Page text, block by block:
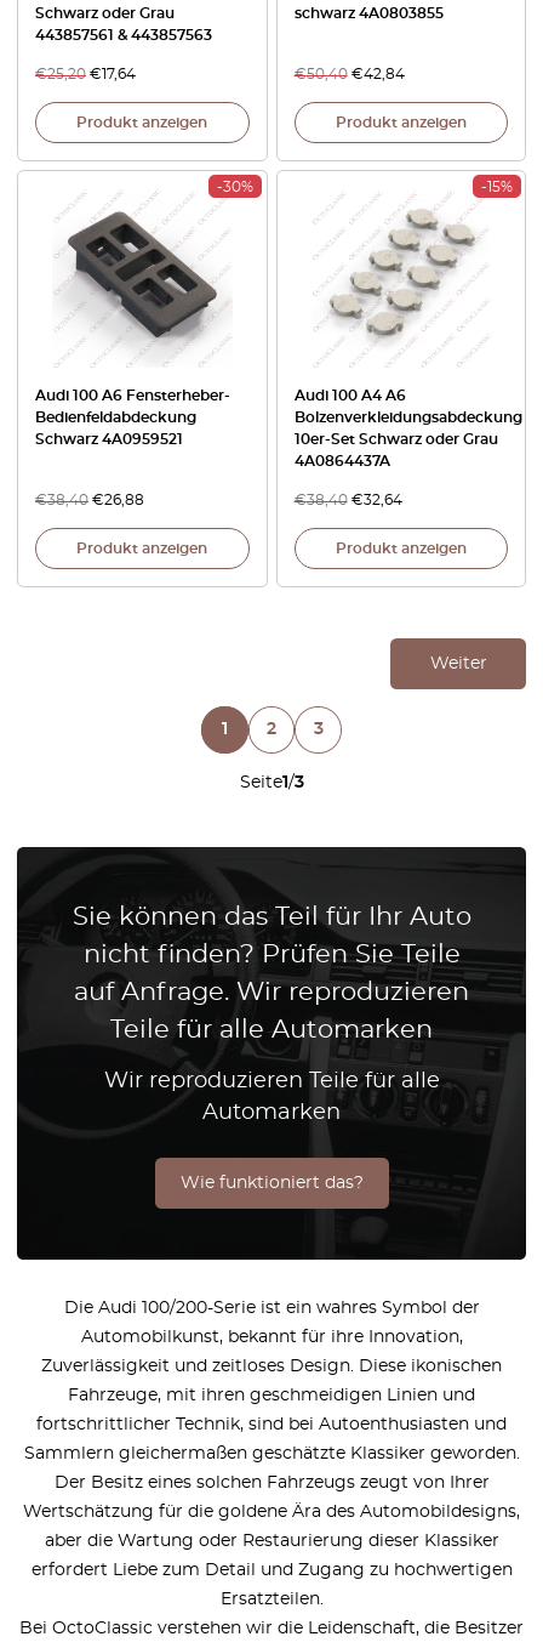
Schwarz oder Grau
443857561 & 443857563
€25,20 €17,64
Produkt anzeigen
schwarz 4A0803855
€50,40 €42,84
Produkt anzeigen
-30%
Audi 100 A6 Fensterheber-
Bedienfeldabdeckung
Schwarz 4A0959521
€38,40 €26,88
Produkt anzeigen
-15%
Audi 100 A4 A6
Bolzenverkleidungsabdeckung
10er-Set Schwarz oder Grau
4A0864437A
€38,40 €32,64
Produkt anzeigen
Seite1/3
Weiter
1 2 3
Sie können das Teil für Ihr Auto
nicht finden? Prüfen Sie Teile
auf Anfrage. Wir reproduzieren
Teile für alle Automarken
Wir reproduzieren Teile für alle
Automarken
Wie funktioniert das?
Die Audi 100/200-Serie ist ein wahres Symbol der
Automobilkunst, bekannt für ihre Innovation,
Zuverlässigkeit und zeitloses Design. Diese ikonischen
Fahrzeuge, mit ihren geschmeidigen Linien und
fortschrittlicher Technik, sind bei Autoenthusiasten und
Sammlern gleichermaßen geschätzte Klassiker geworden.
Der Besitz eines solchen Fahrzeugs zeugt von Ihrer
Wertschätzung für die goldene Ära des Automobildesigns,
aber die Wartung oder Restaurierung dieser Klassiker
erfordert Liebe zum Detail und Zugang zu hochwertigen
Ersatzteilen.
Bei OctoClassic verstehen wir die Leidenschaft, die Besitzer